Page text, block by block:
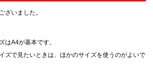
ざいました。
はA4が基本です。
ズで見たいときは、ほかのサイズを使うのがよいで